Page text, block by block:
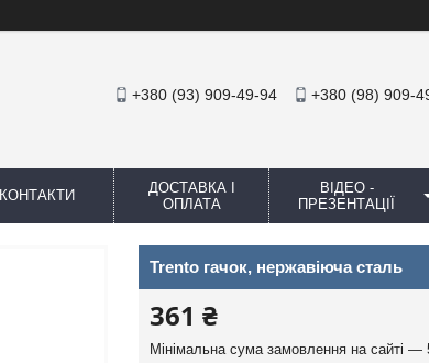
+380 (93) 909-49-94 +380 (98) 909-
КОНТАКТИ
ДОСТАВКА І
ОПЛАТА
ВІДЕО -
ПРЕЗЕНТАЦІЇ
Trento гачок, нержавіюча сталь
361 ₴
Мінімальна сума замовлення на сайті —